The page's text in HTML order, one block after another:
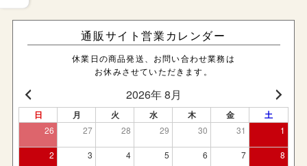
通販サイト営業カレンダー
休業日の商品発送、お問い合わせ業務は
お休みさせていただきます。